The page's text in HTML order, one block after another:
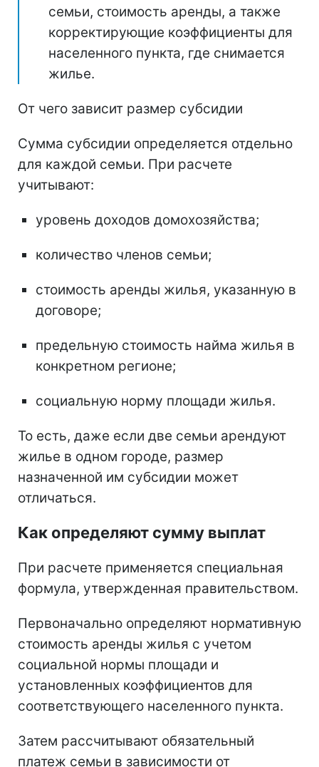
семьи, стоимость аренды, а также
корректирующие коэффициенты для
населенного пункта, где снимается
жилье.
От чего зависит размер субсидии
Сумма субсидии определяется отдельно
для каждой семьи. При расчете
учитывают:
уровень доходов домохозяйства;
количество членов семьи;
стоимость аренды жилья, указанную в
договоре;
предельную стоимость найма жилья в
конкретном регионе;
социальную норму площади жилья.
То есть, даже если две семьи арендуют
жилье в одном городе, размер
назначенной им субсидии может
отличаться.
Как определяют сумму выплат
При расчете применяется специальная
формула, утвержденная правительством.
Первоначально определяют нормативную
стоимость аренды жилья с учетом
социальной нормы площади и
установленных коэффициентов для
соответствующего населенного пункта.
Затем рассчитывают обязательный
платеж семьи в зависимости от